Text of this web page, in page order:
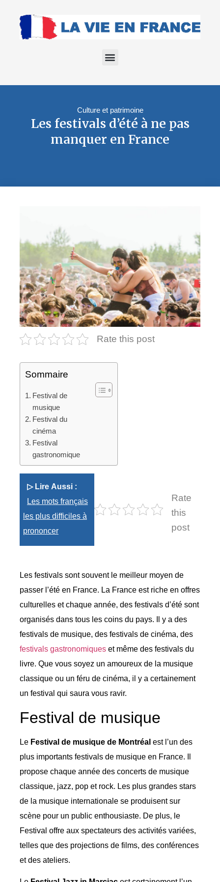
Culture et patrimoine
Les festivals d’été à ne pas
manquer en France
Rate this post
Sommaire
Festival de
musique
Festival du
cinéma
Festival
gastronomique
▷ Lire Aussi :
Les mots français
les plus difficiles à
prononcer
Rate
this
post
Les festivals sont souvent le meilleur moyen de
passer l’été en France. La France est riche en offres
culturelles et chaque année, des festivals d’été sont
organisés dans tous les coins du pays. Il y a des
festivals de musique, des festivals de cinéma, des
festivals gastronomiques et même des festivals du
livre. Que vous soyez un amoureux de la musique
classique ou un féru de cinéma, il y a certainement
un festival qui saura vous ravir.
Festival de musique
Le Festival de musique de Montréal est l’un des
plus importants festivals de musique en France. Il
propose chaque année des concerts de musique
classique, jazz, pop et rock. Les plus grandes stars
de la musique internationale se produisent sur
scène pour un public enthousiaste. De plus, le
Festival offre aux spectateurs des activités variées,
telles que des projections de films, des conférences
et des ateliers.